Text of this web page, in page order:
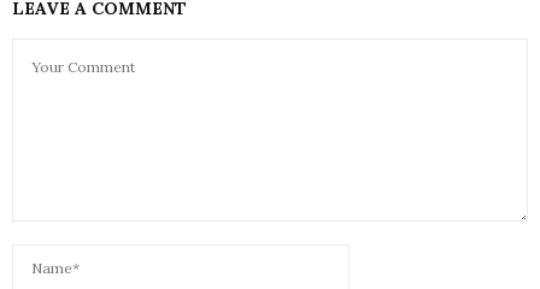
LEAVE A COMMENT